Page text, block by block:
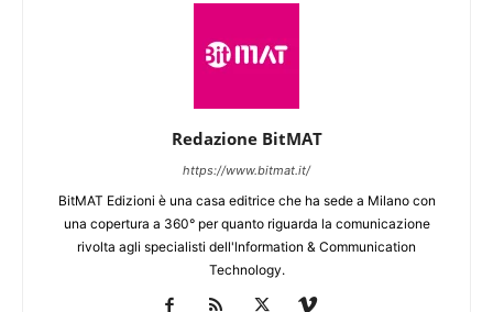
Redazione BitMAT
https://www.bitmat.it/
BitMAT Edizioni è una casa editrice che ha sede a Milano con
una copertura a 360° per quanto riguarda la comunicazione
rivolta agli specialisti dell'lnformation & Communication
Technology.